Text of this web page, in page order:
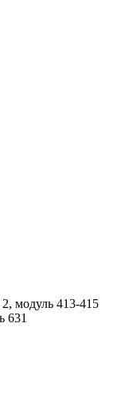
модуль 413-415
631